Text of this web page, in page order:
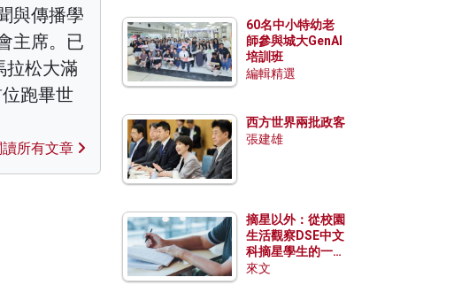
與傳播學
主席。已
拉松大滿
跑畢世
所有文章
60名中小特幼老
師參與城大GenAI
培訓班
編輯精選
西方世界兩批政客
張建雄
摘星以外：從校園
生活觀察DSE中文
科摘星學生的一點
特質
來文